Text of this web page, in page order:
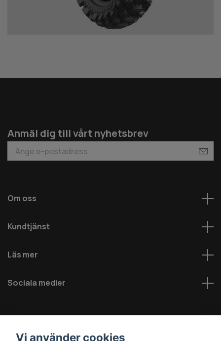
Anmäl dig till vårt nyhetsbrev
Om oss
Kundtjänst
Läs mer
Sociala medier
Vi använder cookies